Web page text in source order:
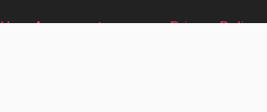
User Agreement
Privacy Policy